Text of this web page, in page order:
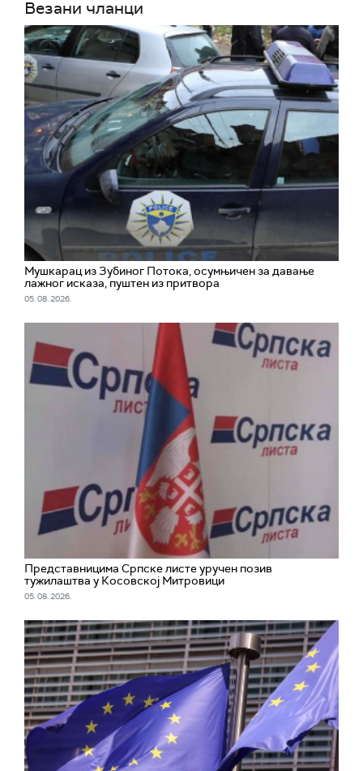
Везани чланци
Мушкарац из Зубиног Потока, осумњичен за давање
лажног исказа, пуштен из притвора
05. 08. 2026.
Представницима Српске листе уручен позив
тужилаштва у Косовској Митровици
05. 08. 2026.